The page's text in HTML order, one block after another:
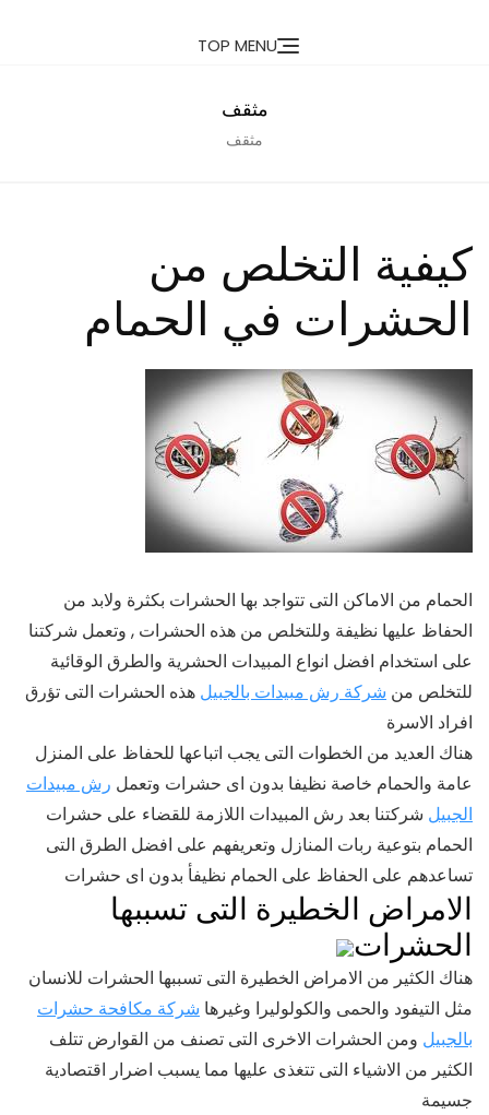
TOP MENU
مثقف
مثقف
كيفية التخلص من
الحشرات في الحمام
الحمام من الاماكن التى تتواجد بها الحشرات بكثرة ولابد من
الحفاظ عليها نظيفة وللتخلص من هذه الحشرات , وتعمل شركتنا
على استخدام افضل انواع المبيدات الحشرية والطرق الوقائية
للتخلص من شركة رش مبيدات بالجبيل هذه الحشرات التى تؤرق
افراد الاسرة
هناك العديد من الخطوات التى يجب اتباعها للحفاظ على المنزل
عامة والحمام خاصة نظيفا بدون اى حشرات وتعمل رش مبيدات
الجبيل شركتنا بعد رش المبيدات اللازمة للقضاء على حشرات
الحمام بتوعية ربات المنازل وتعريفهم على افضل الطرق التى
تساعدهم على الحفاظ على الحمام نظيفأ بدون اى حشرات
الامراض الخطيرة التى تسببها
الحشرات
هناك الكثير من الامراض الخطيرة التى تسببها الحشرات للانسان
مثل التيفود والحمى والكولوليرا وغيرها شركة مكافحة حشرات
بالجبيل ومن الحشرات الاخرى التى تصنف من القوارض تتلف
الكثير من الاشياء التى تتغذى عليها مما يسبب اضرار اقتصادية
جسيمة